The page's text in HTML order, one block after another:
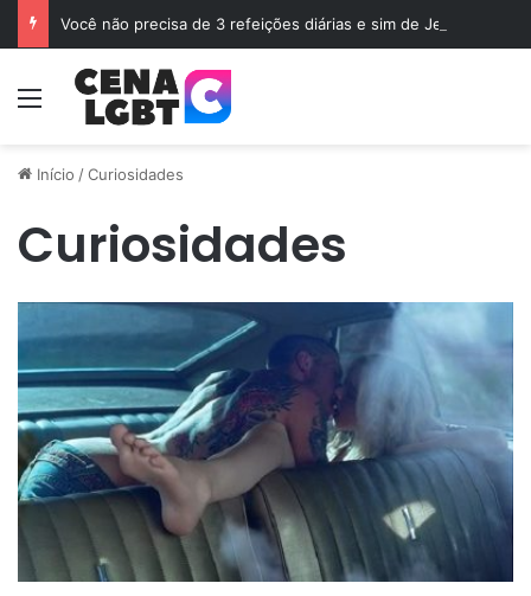
Você não precisa de 3 refeições diárias e sim de Jejum
Menu
Início /Curiosidades
Curiosidades